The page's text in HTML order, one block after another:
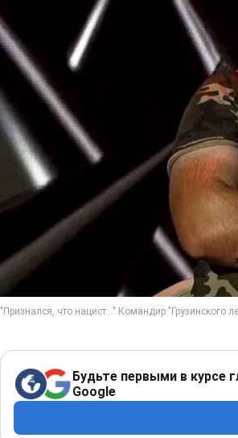
Будьте первыми в курсе
Google